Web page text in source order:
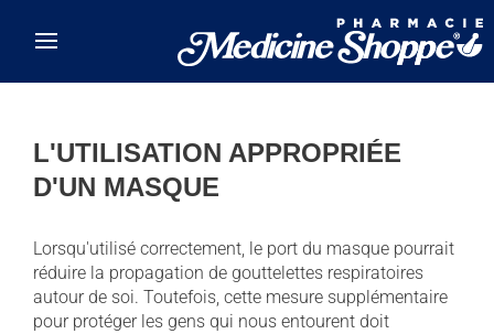
L'UTILISATION APPROPRIÉE
D'UN MASQUE
Lorsqu'utilisé correctement, le port du masque pourrait
réduire la propagation de gouttelettes respiratoires
autour de soi. Toutefois, cette mesure supplémentaire
pour protéger les gens qui nous entourent doit